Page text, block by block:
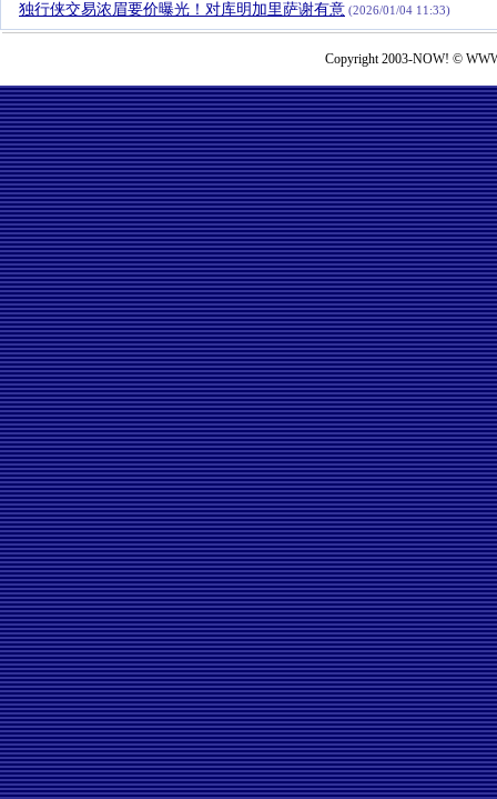
独行侠交易浓眉要价曝光！对库明加里萨谢有意 (2026/01/04 11:33)
Copyright 2003-NOW! ©